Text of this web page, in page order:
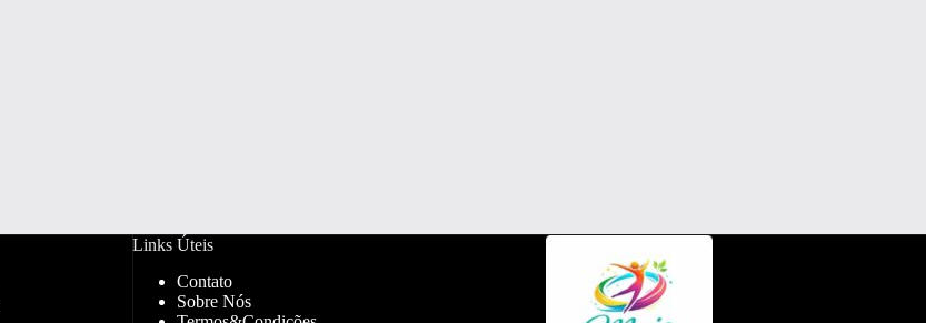
Links Úteis
Contato
Sobre Nós